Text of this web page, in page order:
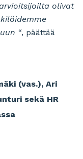
olivat
“, päättää
(vas.), Ari
sekä HR